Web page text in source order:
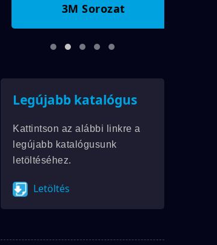
3M Sorozat
Legújabb katalógus
Kattintson az alábbi linkre a
legújabb katalógusunk
letöltéséhez.
Letöltés